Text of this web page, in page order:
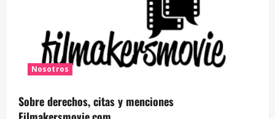
Nosotros
Sobre derechos, citas y menciones